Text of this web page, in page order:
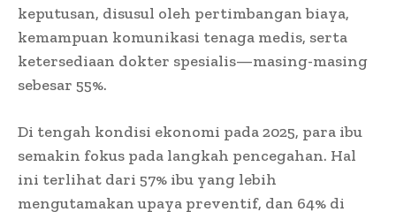
keputusan, disusul oleh pertimbangan biaya,
kemampuan komunikasi tenaga medis, serta
ketersediaan dokter spesialis—masing-masing
sebesar 55%.
Di tengah kondisi ekonomi pada 2025, para ibu
semakin fokus pada langkah pencegahan. Hal
ini terlihat dari 57% ibu yang lebih
mengutamakan upaya preventif, dan 64% di